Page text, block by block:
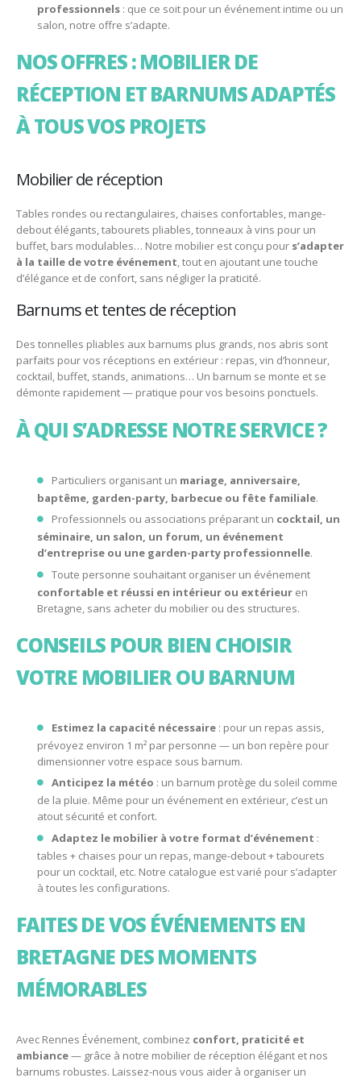
professionnels : que ce soit pour un événement intime ou un
salon, notre offre s’adapte.
NOS OFFRES : MOBILIER DE
RÉCEPTION ET BARNUMS ADAPTÉS
À TOUS VOS PROJETS
Mobilier de réception
Tables rondes ou rectangulaires, chaises confortables, mange-
debout élégants, tabourets pliables, tonneaux à vins pour un
buffet, bars modulables… Notre mobilier est conçu pour s’adapter
à la taille de votre événement, tout en ajoutant une touche
d’élégance et de confort, sans négliger la praticité.
Barnums et tentes de réception
Des tonnelles pliables aux barnums plus grands, nos abris sont
parfaits pour vos réceptions en extérieur : repas, vin d’honneur,
cocktail, buffet, stands, animations… Un barnum se monte et se
démonte rapidement — pratique pour vos besoins ponctuels.
À QUI S’ADRESSE NOTRE SERVICE ?
Particuliers organisant un mariage, anniversaire,
baptême, garden-party, barbecue ou fête familiale.
Professionnels ou associations préparant un cocktail, un
séminaire, un salon, un forum, un événement
d’entreprise ou une garden-party professionnelle.
Toute personne souhaitant organiser un événement
confortable et réussi en intérieur ou extérieur en
Bretagne, sans acheter du mobilier ou des structures.
CONSEILS POUR BIEN CHOISIR
VOTRE MOBILIER OU BARNUM
Estimez la capacité nécessaire : pour un repas assis,
prévoyez environ 1 m² par personne — un bon repère pour
dimensionner votre espace sous barnum.
Anticipez la météo : un barnum protège du soleil comme
de la pluie. Même pour un événement en extérieur, c’est un
atout sécurité et confort.
Adaptez le mobilier à votre format d’événement :
tables + chaises pour un repas, mange-debout + tabourets
pour un cocktail, etc. Notre catalogue est varié pour s’adapter
à toutes les configurations.
FAITES DE VOS ÉVÉNEMENTS EN
BRETAGNE DES MOMENTS
MÉMORABLES
Avec Rennes Événement, combinez confort, praticité et
ambiance— grâce à notre mobilier de réception élégant et nos
barnums robustes. Laissez-nous vous aider à organiser un